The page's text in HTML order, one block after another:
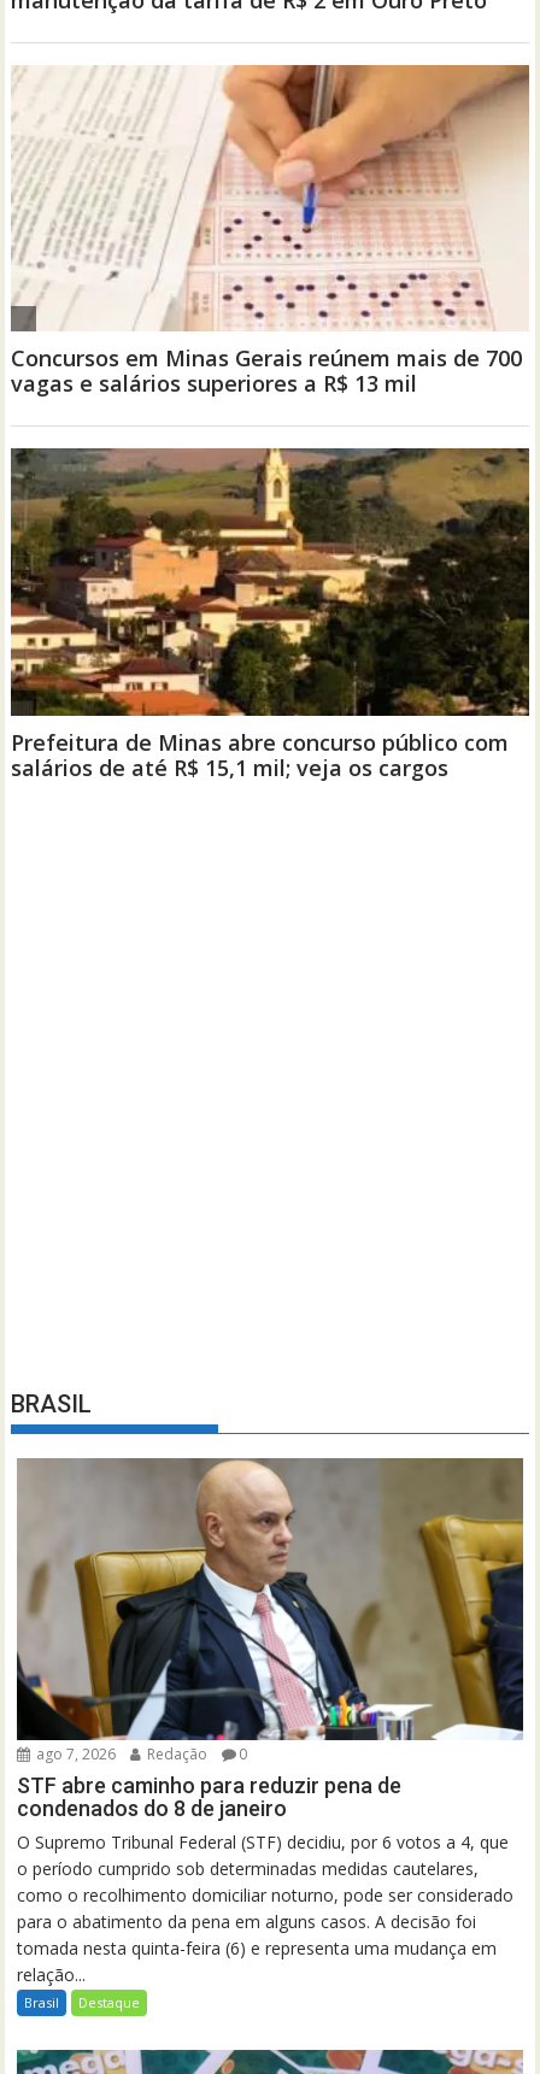
BRASIL
ago 7, 2026 Redação 0
STF abre caminho para reduzir pena de
condenados do 8 de janeiro
O Supremo Tribunal Federal (STF) decidiu, por 6 votos a 4, que
o período cumprido sob determinadas medidas cautelares,
como o recolhimento domiciliar noturno, pode ser considerado
para o abatimento da pena em alguns casos. A decisão foi
tomada nesta quinta-feira (6) e representa uma mudança em
relação...
Brasil Destaque